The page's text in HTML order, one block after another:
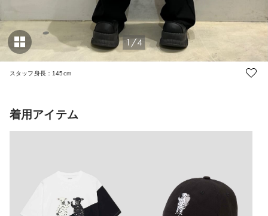
1/4
スタッフ身長：145cm
着用アイテム